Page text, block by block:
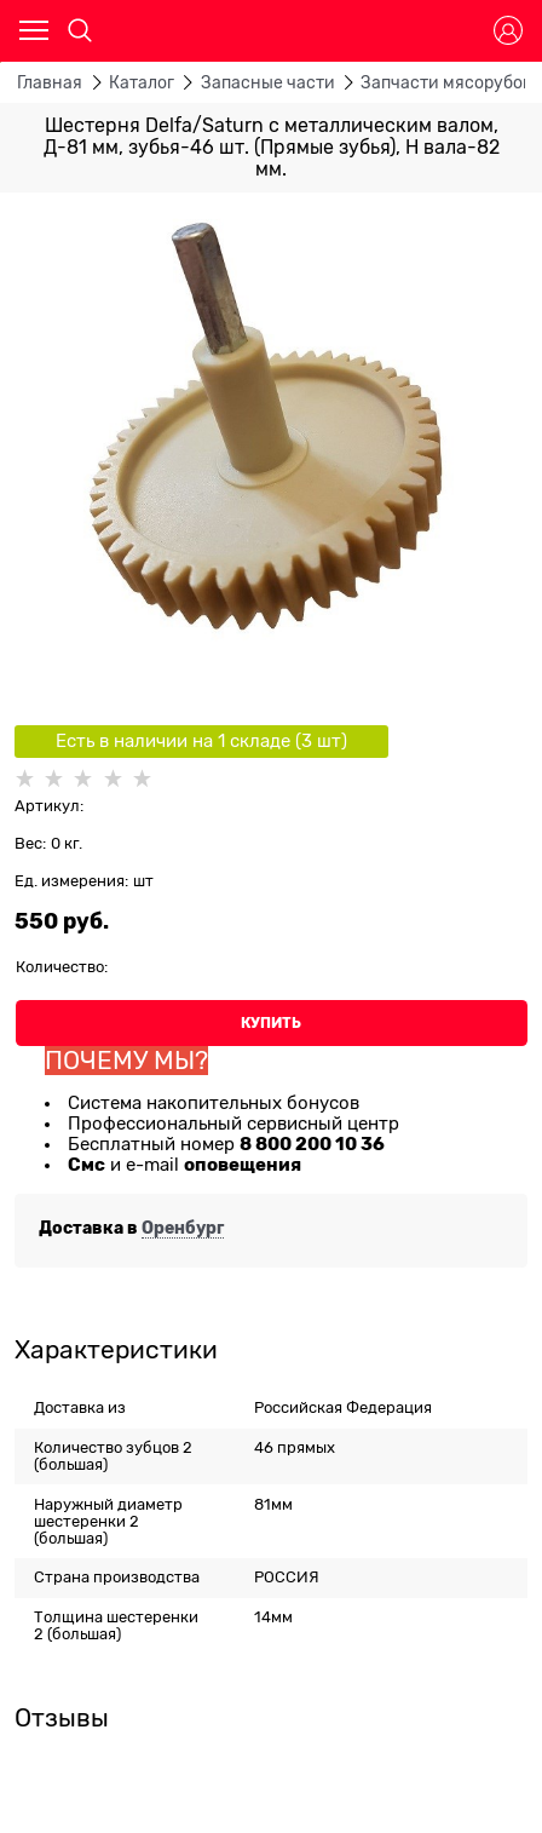
Главная Каталог Запасные части Запчасти мясорубок
Шестерня Delfa/Saturn с металлическим валом,
Д-81 мм, зубья-46 шт. (Прямые зубья), Н вала-82
мм.
Есть в наличии на 1 складe (3шт)
Артикул:
Вес: 0 кг.
Ед. измерения: шт
550 руб.
Количество:
КУПИТЬ
ПОЧЕМУ МЫ?
Система накопительных бонусов
Профессиональный сервисный центр
Бесплатный номер 8 800 200 10 36
Смс и e-mail оповещения
Доставка в Оренбург
Характеристики
Доставка из Российская Федерация
Количество зубцов 2
(большая)
46 прямых
Наружный диаметр
шестеренки 2
(большая)
81мм
Страна производства РОССИЯ
Толщина шестеренки
2 (большая)
14мм
Отзывы